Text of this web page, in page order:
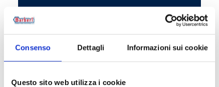
Consenso Dettagli Informazioni sui cookie
Questo sito web utilizza i cookie
Size
Y47010N00 G 3/8 M